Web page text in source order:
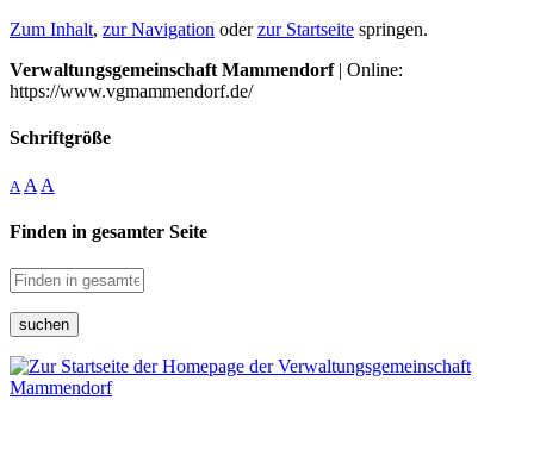
Zum Inhalt, zur Navigation oderzur Startseite springen.
Verwaltungsgemeinschaft Mammendorf| Online:
https://www.vgmammendorf.de/
Schriftgröße
A A A
Finden in gesamter Seite
suchen